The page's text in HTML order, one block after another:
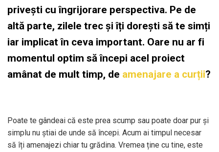
privești cu îngrijorare perspectiva. Pe de
altă parte, zilele trec și îți dorești să te simți
iar implicat în ceva important. Oare nu ar fi
momentul optim să începi acel proiect
amânat de mult timp, de amenajare a curții?
Poate te gândeai că este prea scump sau poate doar pur și
simplu nu știai de unde să începi. Acum ai timpul necesar
să îți amenajezi chiar tu grădina. Vremea ține cu tine, este